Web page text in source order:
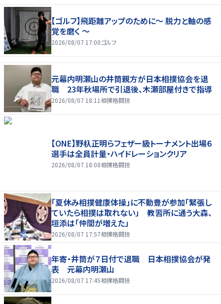
【ゴルフ】飛距離アップのために～ 脱力と軸の感
覚を磨く ～
2026/08/07 17:00ゴルフ
元幕内明瀬山の井筒親方が日本相撲協会を退
職 23年秋場所で引退後、木瀬部屋付きで指導
2026/08/07 18:11 相撲格闘技
【ONE】野杁正明らフェザー級トーナメント出場６
選手は全員計量・ハイドレーションクリア
2026/08/07 18:08相撲格闘技
「夏休み相撲健康体操」に不動豊が参加「緊張し
ていたら相撲は取れない」 教習所に通う大森、
垣添は「仲間が増えた」
2026/08/07 17:57相撲格闘技
年寄・井筒が７日付で退職 日本相撲協会が発
表 元幕内明瀬山
2026/08/07 17:45相撲格闘技